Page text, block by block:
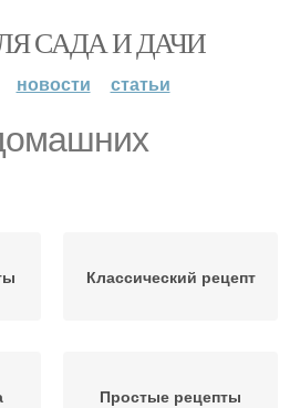
САДА И ДАЧИ
новости статьи
Классический рецепт
Простые рецепты